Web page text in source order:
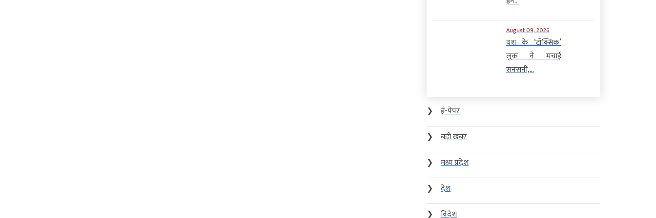
August 09, 2026
यश के ‘टॉक्सिक’
लुक ने मचाई
सनसनी,...
❯
ई-पेपर
❯
बड़ी खबर
❯
मध्य प्रदेश
❯
देश
❯
विदेश